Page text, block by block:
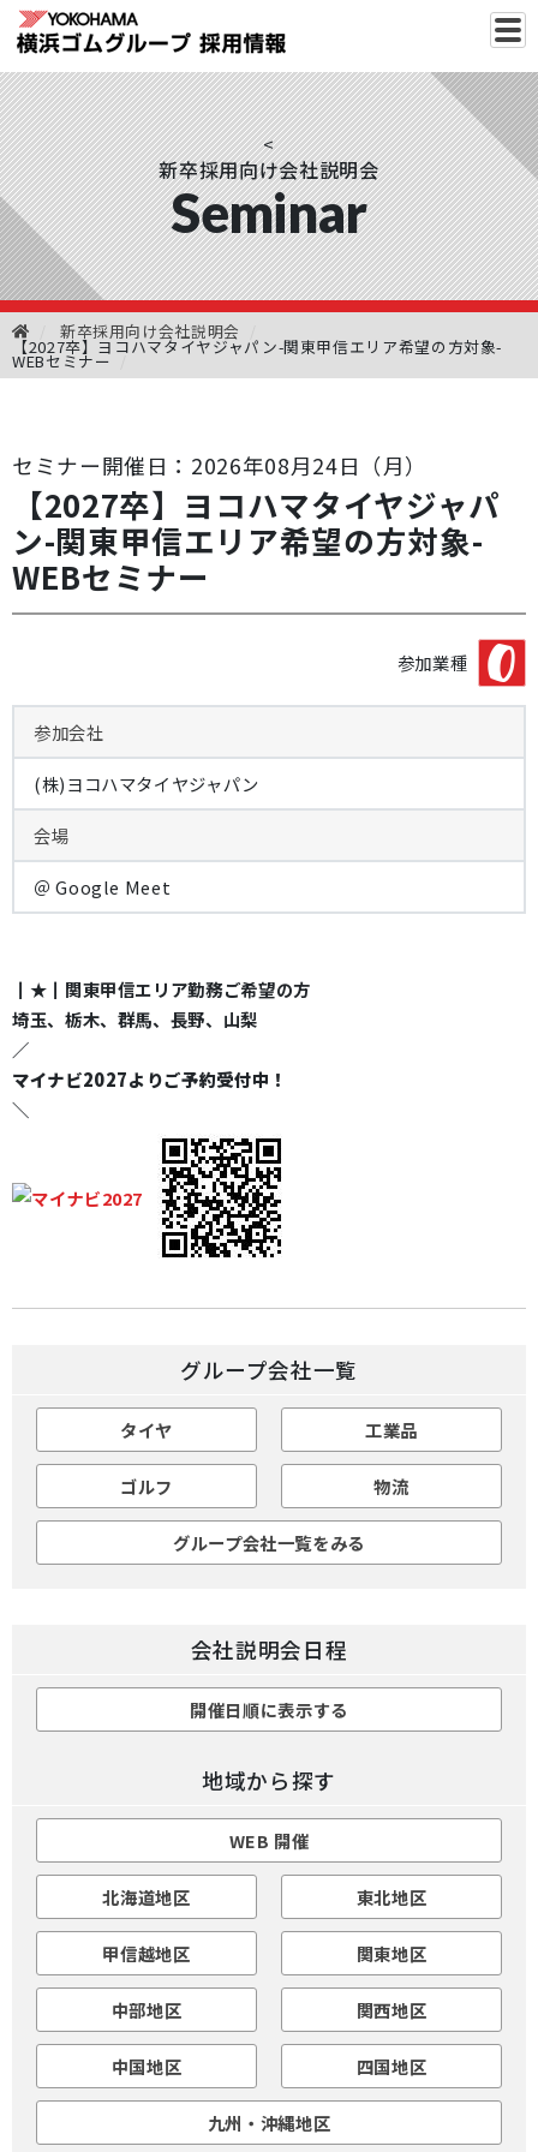
<
新卒採用向け会社説明会
Seminar
新卒採用向け会社説明会
【2027卒】ヨコハマタイヤジャパン-関東甲信エリア希望の方対象-
WEBセミナー
セミナー開催日：2026年08月24日（月）
【2027卒】ヨコハマタイヤジャパ
ン-関東甲信エリア希望の方対象-
WEBセミナー
参加業種
参加会社
(株)ヨコハマタイヤジャパン
会場
＠ Google Meet
┃★┃関東甲信エリア勤務ご希望の方
埼玉、栃木、群馬、長野、山梨
／
マイナビ2027よりご予約受付中！
＼
グループ会社一覧
タイヤ 工業品
ゴルフ 物流
グループ会社一覧をみる
会社説明会日程
開催日順に表示する
地域から探す
WEB 開催
北海道地区 東北地区
甲信越地区 関東地区
中部地区 関西地区
中国地区 四国地区
九州・沖縄地区